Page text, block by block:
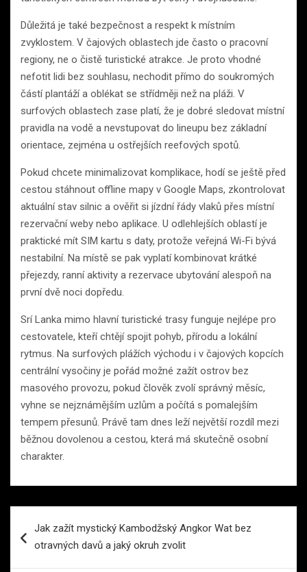
Důležitá je také bezpečnost a respekt k místním
zvyklostem. V čajových oblastech jde často o pracovní
regiony, ne o čistě turistické atrakce. Je proto vhodné
nefotit lidi bez souhlasu, nechodit přímo do soukromých
částí plantáží a oblékat se střídměji než na pláži. V
surfových oblastech zase platí, že je dobré sledovat místní
pravidla na vodě a nevstupovat do lineupu bez základní
orientace, zejména u ostřejších reefových spotů.
Pokud chcete minimalizovat komplikace, hodí se ještě před
cestou stáhnout offline mapy v Google Maps, zkontrolovat
aktuální stav silnic a ověřit si jízdní řády vlaků přes místní
rezervační weby nebo aplikace. U odlehlejších oblastí je
praktické mít SIM kartu s daty, protože veřejná Wi-Fi bývá
nestabilní. Na místě se pak vyplatí kombinovat krátké
přejezdy, ranní aktivity a rezervace ubytování alespoň na
první dvě noci dopředu.
Srí Lanka mimo hlavní turistické trasy funguje nejlépe pro
cestovatele, kteří chtějí spojit pohyb, přírodu a lokální
rytmus. Na surfových plážích východu i v čajových kopcích
centrální vysočiny je pořád možné zažít ostrov bez
masového provozu, pokud člověk zvolí správný měsíc,
vyhne se nejznámějším uzlům a počítá s pomalejším
tempem přesunů. Právě tam dnes leží největší rozdíl mezi
běžnou dovolenou a cestou, která má skutečně osobní
charakter.
proJak zažít mystický Kambodžský Angkor Wat bez
otravných davů a jaký okruh zvolit